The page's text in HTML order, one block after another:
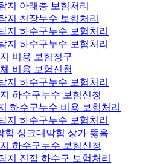
지 아래층 보험처리
지 천장누수 보험처리
지 하수구누수 보험처리
지 하수구누수 보험처리
비용 보험청구
비용 보험신청
지 하수구누수 보험처리
하수구누수 보험신청
하수구누수 비용 보험처리
지 하수구누수 보험처리
힘 싱크대막힘 상가 뚫음
하수구누수 보험신청
지 진접 하수구 보험처리